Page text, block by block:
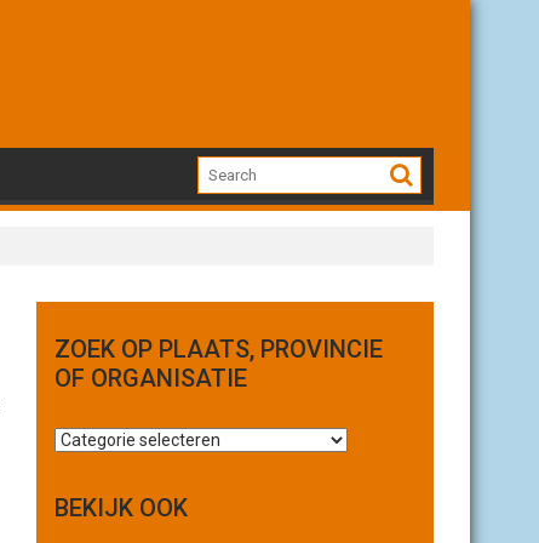
ZOEK OP PLAATS, PROVINCIE
OF ORGANISATIE
Z
k
BEKIJK OOK